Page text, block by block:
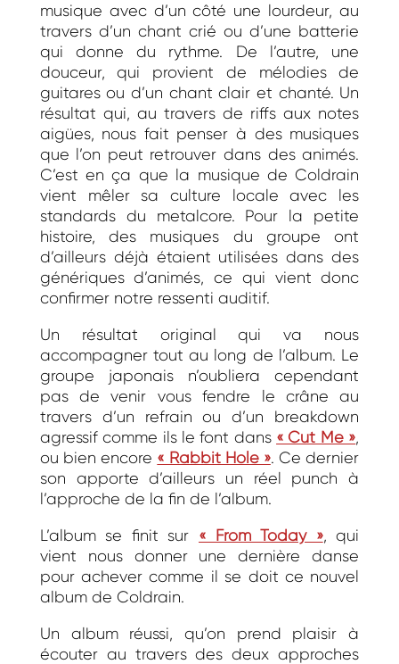
musique avec d’un côté une lourdeur, au
travers d’un chant crié ou d’une batterie
qui donne du rythme. De l’autre, une
douceur, qui provient de mélodies de
guitares ou d’un chant clair et chanté. Un
résultat qui, au travers de riffs aux notes
aigües, nous fait penser à des musiques
que l’on peut retrouver dans des animés.
C’est en ça que la musique de Coldrain
vient mêler sa culture locale avec les
standards du metalcore. Pour la petite
histoire, des musiques du groupe ont
d’ailleurs déjà étaient utilisées dans des
génériques d’animés, ce qui vient donc
confirmer notre ressenti auditif.
Un résultat original qui va nous
accompagner tout au long de l’album. Le
groupe japonais n’oubliera cependant
pas de venir vous fendre le crâne au
travers d’un refrain ou d’un breakdown
agressif comme ils le font dans « Cut Me »,
ou bien encore « Rabbit Hole ». Ce dernier
son apporte d’ailleurs un réel punch à
l’approche de la fin de l’album.
L’album se finit sur « From Today », qui
vient nous donner une dernière danse
pour achever comme il se doit ce nouvel
album de Coldrain.
Un album réussi, qu’on prend plaisir à
écouter au travers des deux approches